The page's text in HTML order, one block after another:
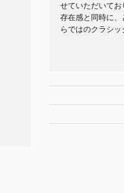
せていただいて
存在感と同時に、
らではのクラシッ
[原産国] イタリア